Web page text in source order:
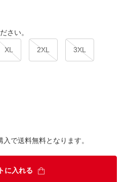
さい。
XL 2XL 3XL
入で送料無料となります。
に入れる